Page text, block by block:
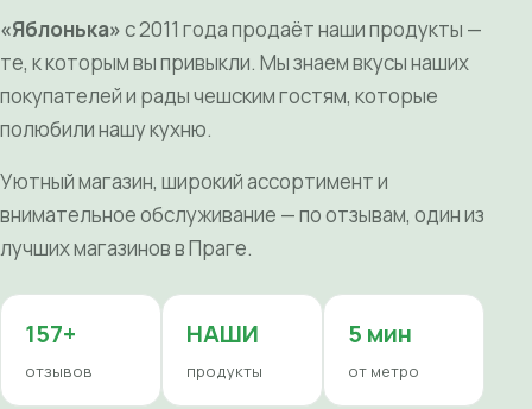
«Яблонька»с 2011 года продаёт наши продукты —
те, к которым вы привыкли. Мы знаем вкусы наших
покупателей и рады чешским гостям, которые
полюбили нашу кухню.
Уютный магазин, широкий ассортимент и
внимательное обслуживание — по отзывам, один из
лучших магазинов в Праге.
157+
отзывов
НАШИ
продукты
5 мин
от метро